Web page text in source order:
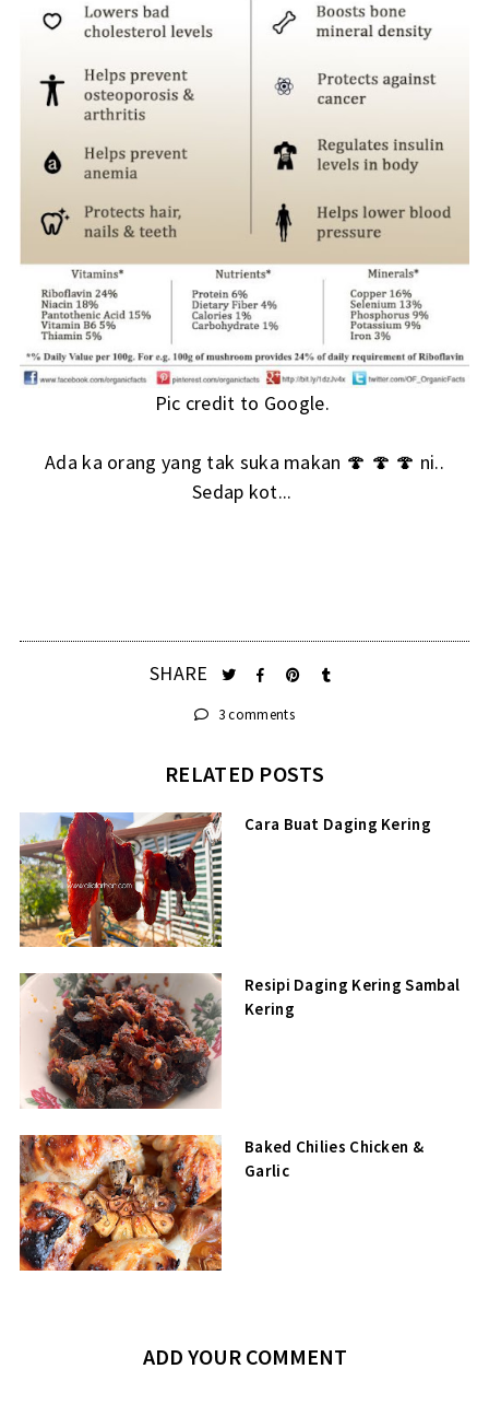
Pic credit to Google.
Ada ka orang yang tak suka makan 🍄 🍄 🍄 ni..
Sedap kot...
SHARE
3 comments
RELATED POSTS
Cara Buat Daging Kering
Resipi Daging Kering Sambal
Kering
Baked Chilies Chicken &
Garlic
ADD YOUR COMMENT